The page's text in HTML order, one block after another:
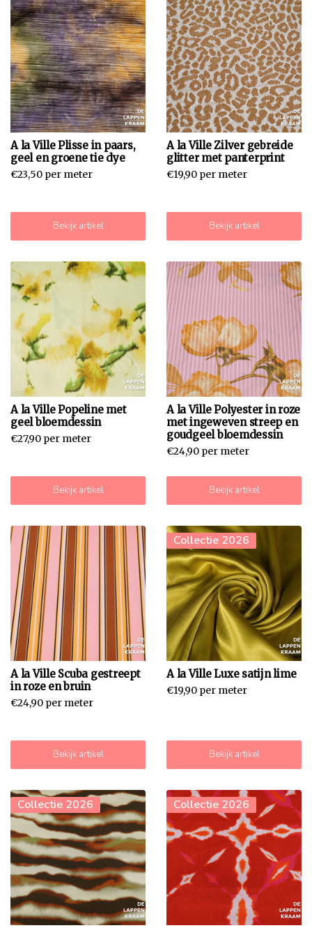
A la Ville Plisse in paars,
geel en groene tie dye
€23,50 per meter
Bekijk artikel
A la Ville Zilver gebreide
glitter met panterprint
€19,90 per meter
Bekijk artikel
A la Ville Popeline met
geel bloemdessin
€27,90 per meter
Bekijk artikel
A la Ville Polyester in roze
met ingeweven streep en
goudgeel bloemdessin
€24,90 per meter
Bekijk artikel
A la Ville Scuba gestreept
in roze en bruin
€24,90 per meter
Bekijk artikel
Collectie 2026
A la Ville Luxe satijn lime
€19,90 per meter
Bekijk artikel
Collectie 2026 Collectie 2026